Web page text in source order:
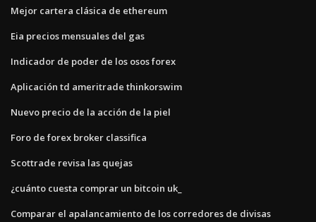
Mejor cartera clásica de ethereum
Eia precios mensuales del gas
Indicador de poder de los osos forex
Aplicación td ameritrade thinkorswim
Nuevo precio de la acción de la piel
Foro de forex broker classifica
Scottrade revisa las quejas
¿cuánto cuesta comprar un bitcoin uk_
Comparar el apalancamiento de los corredores de divisas